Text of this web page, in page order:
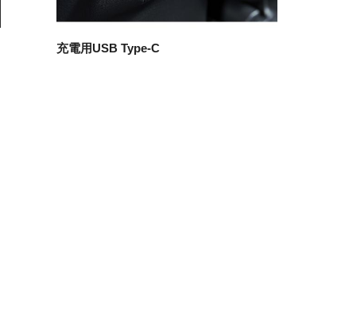
充電用USB Type-C